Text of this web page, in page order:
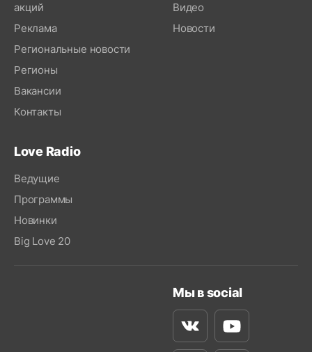
акций
Реклама
Региональные новости
Регионы
Вакансии
Контакты
Видео
Новости
Love Radio
Ведущие
Программы
Новинки
Big Love 20
Мы в social
ВконтактеYoutube